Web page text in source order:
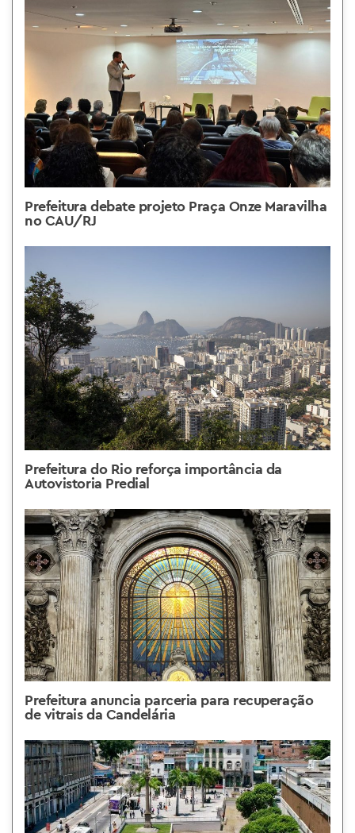
Prefeitura debate projeto Praça Onze Maravilha
no CAU/RJ
Prefeitura do Rio reforça importância da
Autovistoria Predial
Prefeitura anuncia parceria para recuperação
de vitrais da Candelária